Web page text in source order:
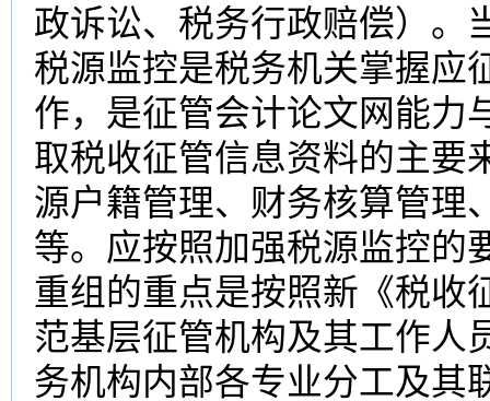
政诉讼、税务行政赔偿）。
税源监控是税务机关掌握应
作，是征管会计论文网能力
取税收征管信息资料的主要
源户籍管理、财务核算管理
等。应按照加强税源监控的
重组的重点是按照新《税收
范基层征管机构及其工作人
务机构内部各专业分工及其